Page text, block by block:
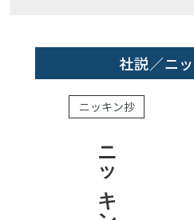
社説／ニ
ニッキン抄